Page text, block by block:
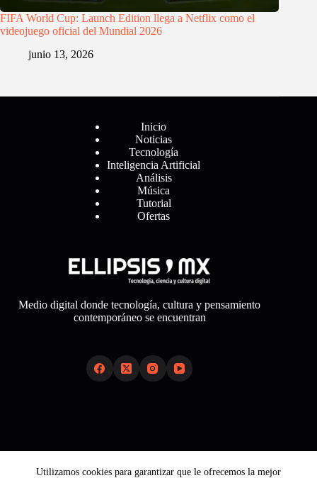
Utilizamos cookies para garantizar que le ofrecemos la mejor
FIFA World Cup: Launch Edition llega a Netflix como el
videojuego oficial del Mundial 2026
junio 13, 2026
Inicio
Noticias
Tecnología
Inteligencia Artificial
Análisis
Música
Tutorial
Ofertas
Medio digital donde tecnología, cultura y pensamiento
contemporáneo se encuentran
Aviso Legal